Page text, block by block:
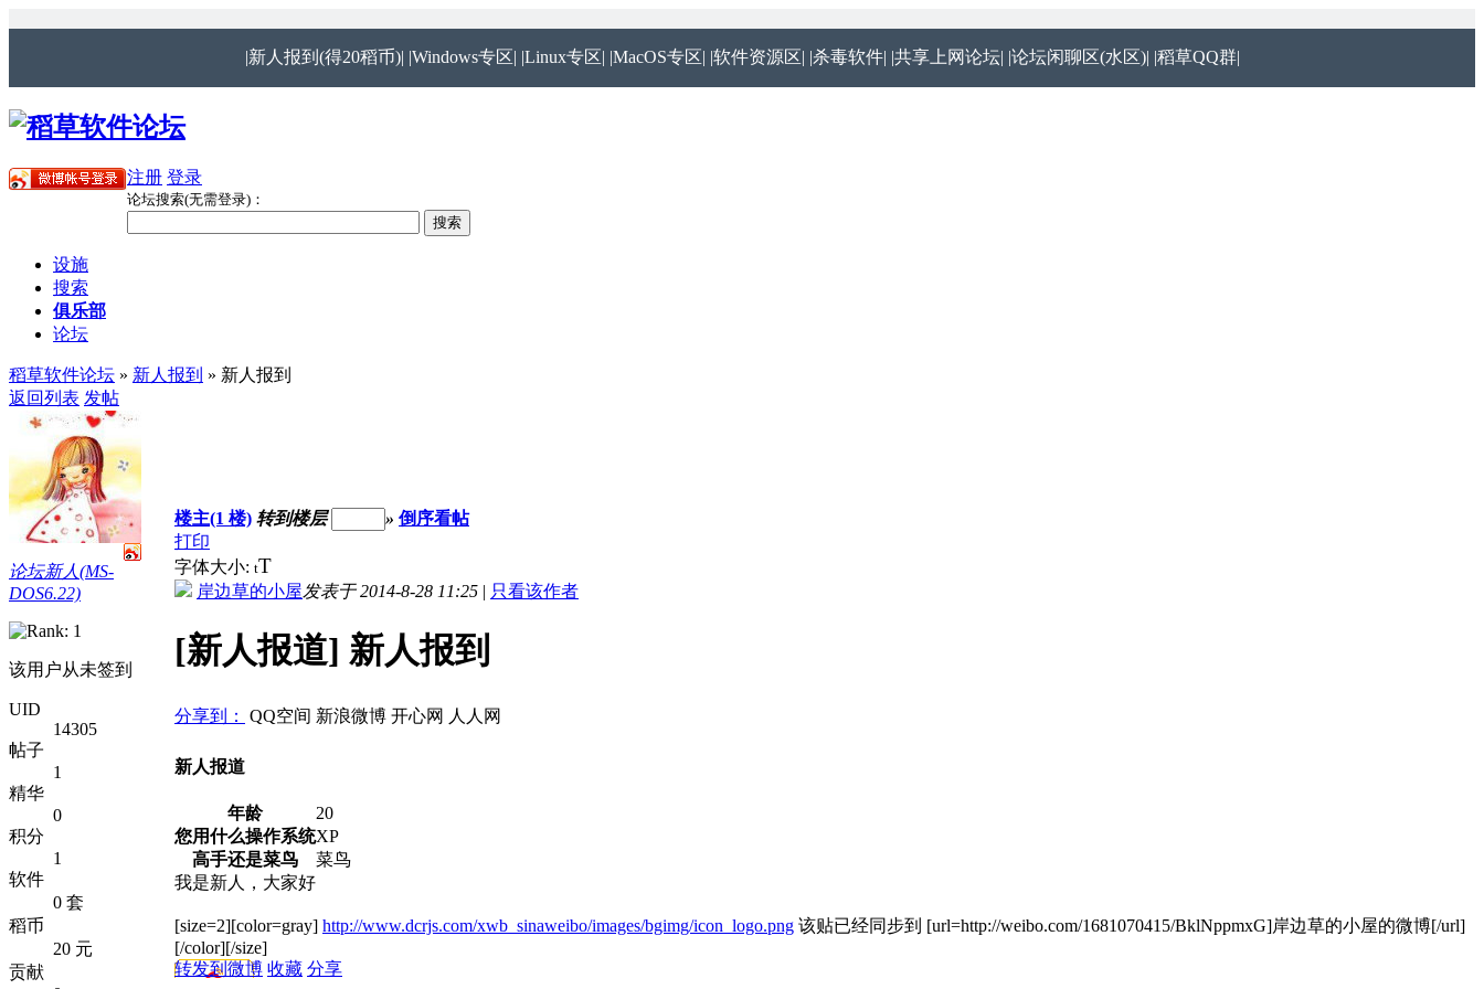
|新人报到(得20稻币)| |Windows专区| |Linux专区| |MacOS专区| |软件资源区| |杀毒软件| |共享上网论坛| |论坛闲聊区(水区)| |稻草QQ群|
注册 登录
论坛搜索(无需登录)：
设施
搜索
俱乐部
论坛
稻草软件论坛 » 新人报到 » 新人报到
返回列表 发帖
论坛新人(MS-
DOS6.22)
该用户从未签到
UID
14305
帖子
1
精华
0
积分
1
软件
0 套
稻币
20 元
贡献
楼主(1 楼) 转到楼层 » 倒序看帖
打印
字体大小: tT
岸边草的小屋发表于 2014-8-28 11:25 | 只看该作者
[新人报道] 新人报到
分享到： QQ空间 新浪微博 开心网 人人网
新人报道
年龄
20
您用什么操作系统XP
高手还是菜鸟
菜鸟
我是新人，大家好
[size=2][color=gray] http://www.dcrjs.com/xwb_sinaweibo/images/bgimg/icon_logo.png 该贴已经同步到 [url=http://weibo.com/1681070415/BklNppmxG]岸边草的小屋的微博[/url]
[/color][/size]
转发到微博 收藏 分享